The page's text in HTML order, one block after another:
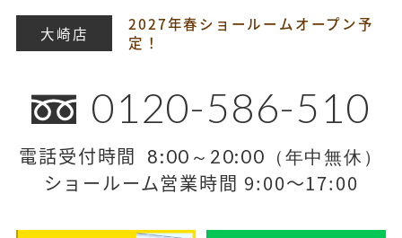
大崎店
2027年春ショールームオープン予
定！
0120-586-510
電話受付時間 8:00～20:00（年中無休）
ショールーム営業時間 9:00～17:00